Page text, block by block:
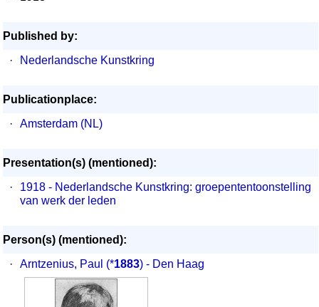
Published by:
·
Nederlandsche Kunstkring
Publicationplace:
·
Amsterdam (NL)
Presentation(s) (mentioned):
·
1918 - Nederlandsche Kunstkring: groepententoonstelling
van werk der leden
Person(s) (mentioned):
·
Arntzenius, Paul (*1883) - Den Haag